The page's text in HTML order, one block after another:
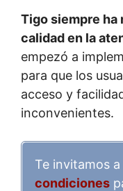
Tigo siempre ha
calidad en la
empezó a
para que los
acceso y
inconvenientes.
Te invitamos a
condiciones